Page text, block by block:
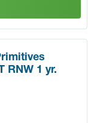
RNW 1 yr.